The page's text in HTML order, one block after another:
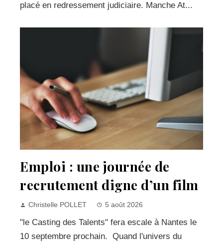
placé en redressement judiciaire. Manche At...
Emploi : une journée de
recrutement digne d’un film
Christelle POLLET 5 août 2026
"le Casting des Talents" fera escale à Nantes le
10 septembre prochain. Quand l'univers du